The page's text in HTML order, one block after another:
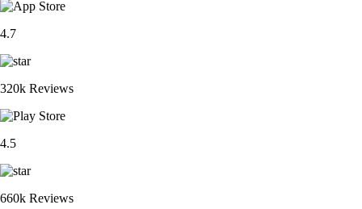
4.7
320k Reviews
4.5
660k Reviews